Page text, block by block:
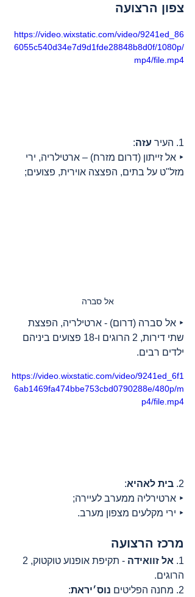
צפון הרצועה
https://video.wixstatic.com/video/9241ed_86
6055c540d34e7d9d1fde28848b8d0f/1080p/
mp4/file.mp4
1. העיר עזה:
‣ אל זייתון (דרום מזרח) – ארטילריה, ירי
מזל"ט על בתים, הפצצה אוירית, פצועים;
אל סברה
‣ אל סברה (דרום) - ארטילריה, הפצצת
שתי דירות, 2 הרוגים ו-18 פצועים ביניהם
ילדים רבים.
https://video.wixstatic.com/video/9241ed_6f1
6ab1469fa474bbe753cbd0790288e/480p/m
p4/file.mp4
2. בית לאהיא:
‣ ארטירליה ממערב לעיירה;
‣ ירי מקלעים מצפון מערב.
מרכז הרצועה
1. אל זוואידה
הרוגים.
2. מחנה הפליטים
נוס׳יראת: